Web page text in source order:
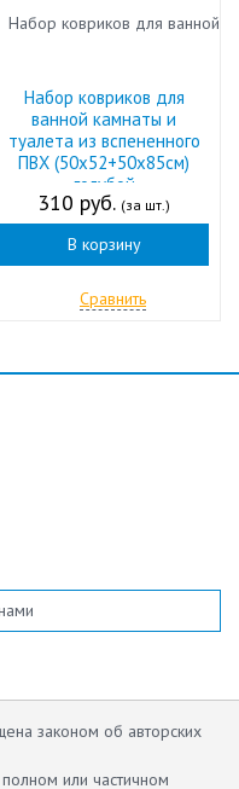
Набор ковриков для
ванной камнаты и
туалета из вспененного
ПВХ (50х52+50х85см)
голубой
310 руб. (за шт.)
В корзину
Сравнить
законом об авторских
или частичном